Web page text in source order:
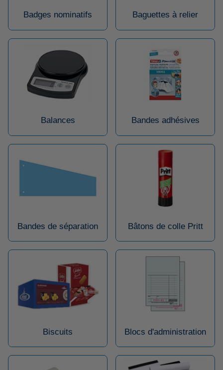
Badges nominatifs Baguettes à relier
Balances Bandes adhésives
Bandes de séparation Bâtons de colle Pritt
Biscuits Blocs d'administration